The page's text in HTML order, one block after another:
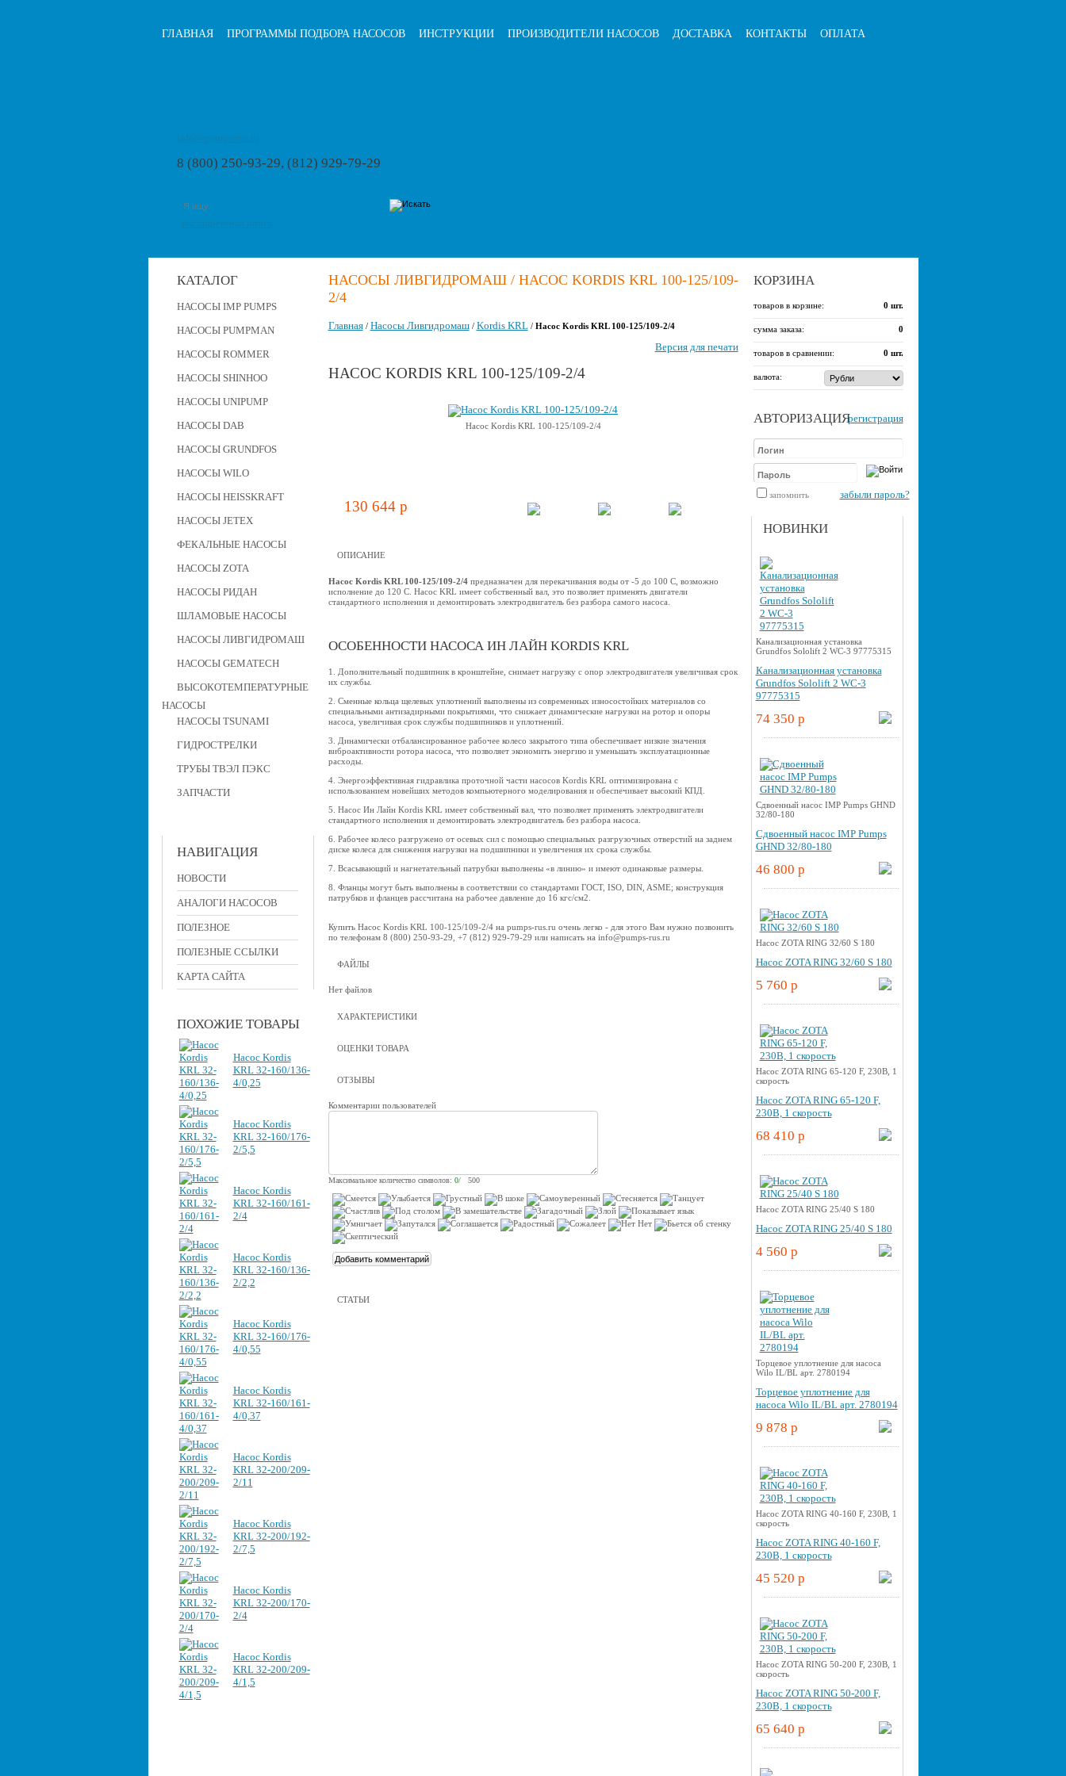
ГЛАВНАЯ ПРОГРАММЫ ПОДБОРА НАСОСОВ ИНСТРУКЦИИ ПРОИЗВОДИТЕЛИ НАСОСОВ ДОСТАВКА КОНТАКТЫ ОПЛАТА
8 (800) 250-93-29, (812) 929-79-29
КАТАЛОГ
НАСОСЫ IMP PUMPS
НАСОСЫ PUMPMAN
НАСОСЫ ROMMER
НАСОСЫ SHINHOO
НАСОСЫ UNIPUMP
НАСОСЫ DAB
НАСОСЫ GRUNDFOS
НАСОСЫ WILO
НАСОСЫ HEISSKRAFT
НАСОСЫ JETEX
ФЕКАЛЬНЫЕ НАСОСЫ
НАСОСЫ ZOTA
НАСОСЫ РИДАН
ШЛАМОВЫЕ НАСОСЫ
НАСОСЫ ЛИВГИДРОМАШ
НАСОСЫ GEMATECH
ВЫСОКОТЕМПЕРАТУРНЫЕ
НАСОСЫ
НАСОСЫ TSUNAMI
ГИДРОСТРЕЛКИ
ТРУБЫ ТВЭЛ ПЭКС
ЗАПЧАСТИ
НАВИГАЦИЯ
НОВОСТИ
АНАЛОГИ НАСОСОВ
ПОЛЕЗНОЕ
ПОЛЕЗНЫЕ ССЫЛКИ
КАРТА САЙТА
ПОХОЖИЕ ТОВАРЫ
Насос Kordis
KRL 32-160/136-
4/0,25
Насос Kordis
KRL 32-160/176-
2/5,5
Насос Kordis
KRL 32-160/161-
2/4
Насос Kordis
KRL 32-160/136-
2/2,2
Насос Kordis
KRL 32-160/176-
4/0,55
Насос Kordis
KRL 32-160/161-
4/0,37
Насос Kordis
KRL 32-200/209-
2/11
Насос Kordis
KRL 32-200/192-
2/7,5
Насос Kordis
KRL 32-200/170-
2/4
Насос Kordis
KRL 32-200/209-
4/1,5
КОРЗИНА
товаров в корзине: 0 шт.
сумма заказа: 0
товаров в сравнении: 0 шт.
валюта:
АВТОРИЗАЦИЯрегистрация
запомнить забыли пароль?
НОВИНКИ
Канализационная установка
Grundfos Sololift 2 WC-3 97775315
Канализационная установка
Grundfos Sololift 2 WC-3
97775315
74 350 p
Cдвоенный насос IMP Pumps GHND
32/80-180
Cдвоенный насос IMP Pumps
GHND 32/80-180
46 800 p
Насос ZOTA RING 32/60 S 180
Насос ZOTA RING 32/60 S 180
5 760 p
Насос ZOTA RING 65-120 F, 230В, 1
скорость
Насос ZOTA RING 65-120 F,
230В, 1 скорость
68 410 p
Насос ZOTA RING 25/40 S 180
Насос ZOTA RING 25/40 S 180
4 560 p
Торцевое уплотнение для насоса
Wilo IL/BL арт. 2780194
Торцевое уплотнение для
насоса Wilo IL/BL арт. 2780194
9 878 p
Насос ZOTA RING 40-160 F, 230В, 1
скорость
Насос ZOTA RING 40-160 F,
230В, 1 скорость
45 520 p
Насос ZOTA RING 50-200 F, 230В, 1
скорость
Насос ZOTA RING 50-200 F,
230В, 1 скорость
65 640 p
НАСОСЫ ЛИВГИДРОМАШ / НАСОС KORDIS KRL 100-125/109-
2/4
Главная/ Насосы Ливгидромаш/ Kordis KRL/ Насос Kordis KRL 100-125/109-2/4
Версия для печати
НАСОС KORDIS KRL 100-125/109-2/4
Насос Kordis KRL 100-125/109-2/4
130 644 p
ОПИСАНИЕ
Насос Kordis KRL 100-125/109-2/4 предназначен для перекачивания воды от -5 до 100 C, возможно
исполнение до 120 С. Насос KRL имеет собственный вал, это позволяет применять двигатели
стандартного исполнения и демонтировать электродвигатель без разбора самого насоса.
ОСОБЕННОСТИ НАСОСА ИН ЛАЙН KORDIS KRL
1. Дополнительный подшипник в кронштейне, снимает нагрузку с опор электродвигателя увеличивая срок
их службы.
2. Сменные кольца щелевых уплотнений выполнены из современных износостойких материалов со
специальными антизадирными покрытиями, что снижает динамические нагрузки на ротор и опоры
насоса, увеличивая срок службы подшипников и уплотнений.
3. Динамически отбалансированное рабочее колесо закрытого типа обеспечивает низкие значения
виброактивности ротора насоса, что позволяет экономить энергию и уменьшать эксплуатационные
расходы.
4. Энергоэффективная гидравлика проточной части насосов Kordis KRL оптимизирована с
использованием новейших методов компьютерного моделирования и обеспечивает высокий КПД.
5. Насос Ин Лайн Kordis KRL имеет собственный вал, что позволяет применять электродвигатели
стандартного исполнения и демонтировать электродвигатель без разбора насоса.
6. Рабочее колесо разгружено от осевых сил с помощью специальных разгрузочных отверстий на заднем
диске колеса для снижения нагрузки на подшипники и увеличения их срока службы.
7. Всасывающий и нагнетательный патрубки выполнены «в линию» и имеют одинаковые размеры.
8. Фланцы могут быть выполнены в соответствии со стандартами ГОСТ, ISO, DIN, ASME; конструкция
патрубков и фланцев рассчитана на рабочее давление до 16 кгс/см2.
Купить Насос Kordis KRL 100-125/109-2/4 на pumps-rus.ru очень легко - для этого Вам нужно позвонить
по телефонам 8 (800) 250-93-29, +7 (812) 929-79-29 или написать на info@pumps-rus.ru
ФАЙЛЫ
Нет файлов
ХАРАКТЕРИСТИКИ
ОЦЕНКИ ТОВАРА
ОТЗЫВЫ
Комментарии пользователей
Максимальное количество символов: 0/ 500
СТАТЬИ